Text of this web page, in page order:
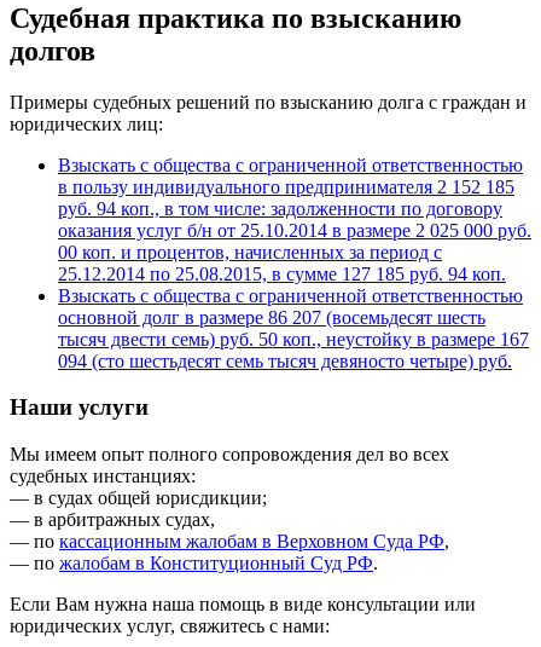
Судебная практика по взысканию
долгов
Примеры судебных решений по взысканию долга с граждан и
юридических лиц:
Взыскать с общества с ограниченной ответственностью
в пользу индивидуального предпринимателя 2 152 185
руб. 94 коп., в том числе: задолженности по договору
оказания услуг б/н от 25.10.2014 в размере 2 025 000 руб.
00 коп. и процентов, начисленных за период с
25.12.2014 по 25.08.2015, в сумме 127 185 руб. 94 коп.
Взыскать с общества с ограниченной ответственностью
основной долг в размере 86 207 (восемьдесят шесть
тысяч двести семь) руб. 50 коп., неустойку в размере 167
094 (сто шестьдесят семь тысяч девяносто четыре) руб.
Наши услуги
Мы имеем опыт полного сопровождения дел во всех
судебных инстанциях:
— в судах общей юрисдикции;
— в арбитражных судах,
— по кассационным жалобам в Верховном Суда РФ,
— по жалобам в Конституционный Суд РФ.
Если Вам нужна наша помощь в виде консультации или
юридических услуг, свяжитесь с нами: